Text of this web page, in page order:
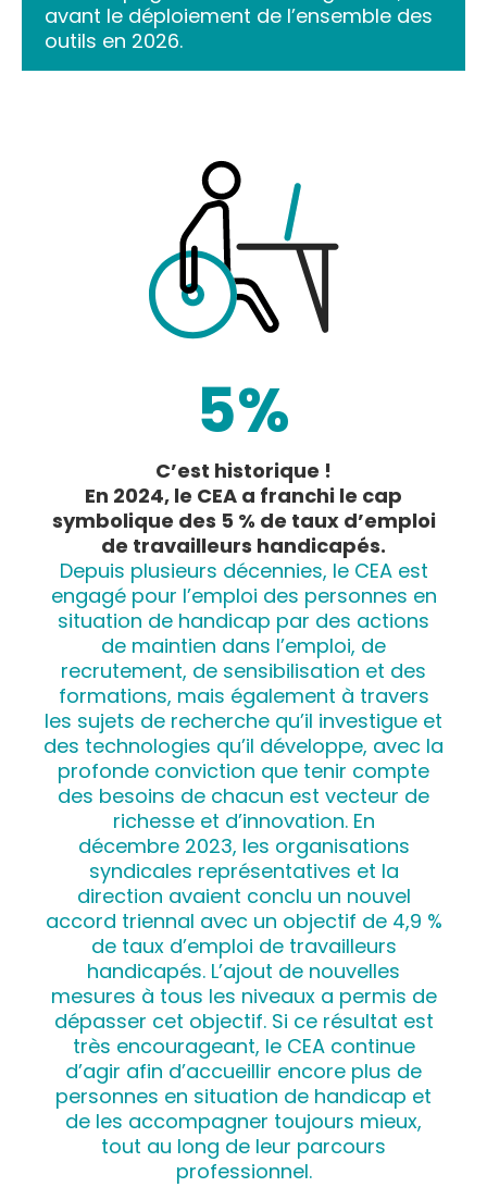
avant le déploiement de l’ensemble des
outils en 2026.
5%
C’est historique !
En 2024, le CEA a franchi le cap
symbolique des 5 % de taux d’emploi
de travailleurs handicapés.
Depuis plusieurs décennies, le CEA est
engagé pour l’emploi des personnes en
situation de handicap par des actions
de maintien dans l’emploi, de
recrutement, de sensibilisation et des
formations, mais également à travers
les sujets de recherche qu’il investigue et
des technologies qu’il développe, avec la
profonde conviction que tenir compte
des besoins de chacun est vecteur de
richesse et d’innovation. En
décembre 2023, les organisations
syndicales représentatives et la
direction avaient conclu un nouvel
accord triennal avec un objectif de 4,9 %
de taux d’emploi de travailleurs
handicapés. L’ajout de nouvelles
mesures à tous les niveaux a permis de
dépasser cet objectif. Si ce résultat est
très encourageant, le CEA continue
d’agir afin d’accueillir encore plus de
personnes en situation de handicap et
de les accompagner toujours mieux,
tout au long de leur parcours
professionnel.